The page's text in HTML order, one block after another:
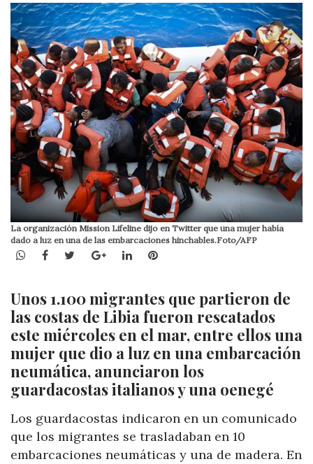
La organización Mission Lifeline dijo en Twitter que una mujer había
dado a luz en una de las embarcaciones hinchables.Foto/AFP
WhatsApp
Facebook
TwitterGoogle+LinkedInPinterest
Unos 1.100 migrantes que partieron de
las costas de Libia fueron rescatados
este miércoles en el mar, entre ellos una
mujer que dio a luz en una embarcación
neumática, anunciaron los
guardacostas italianos y una oenegé
Los guardacostas indicaron en un comunicado
que los migrantes se trasladaban en 10
embarcaciones neumáticas y una de madera. En